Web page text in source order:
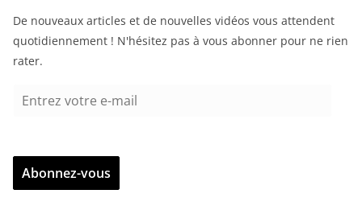
De nouveaux articles et de nouvelles vidéos vous attendent
quotidiennement ! N'hésitez pas à vous abonner pour ne rien
rater.
r
z
Abonnez-vous